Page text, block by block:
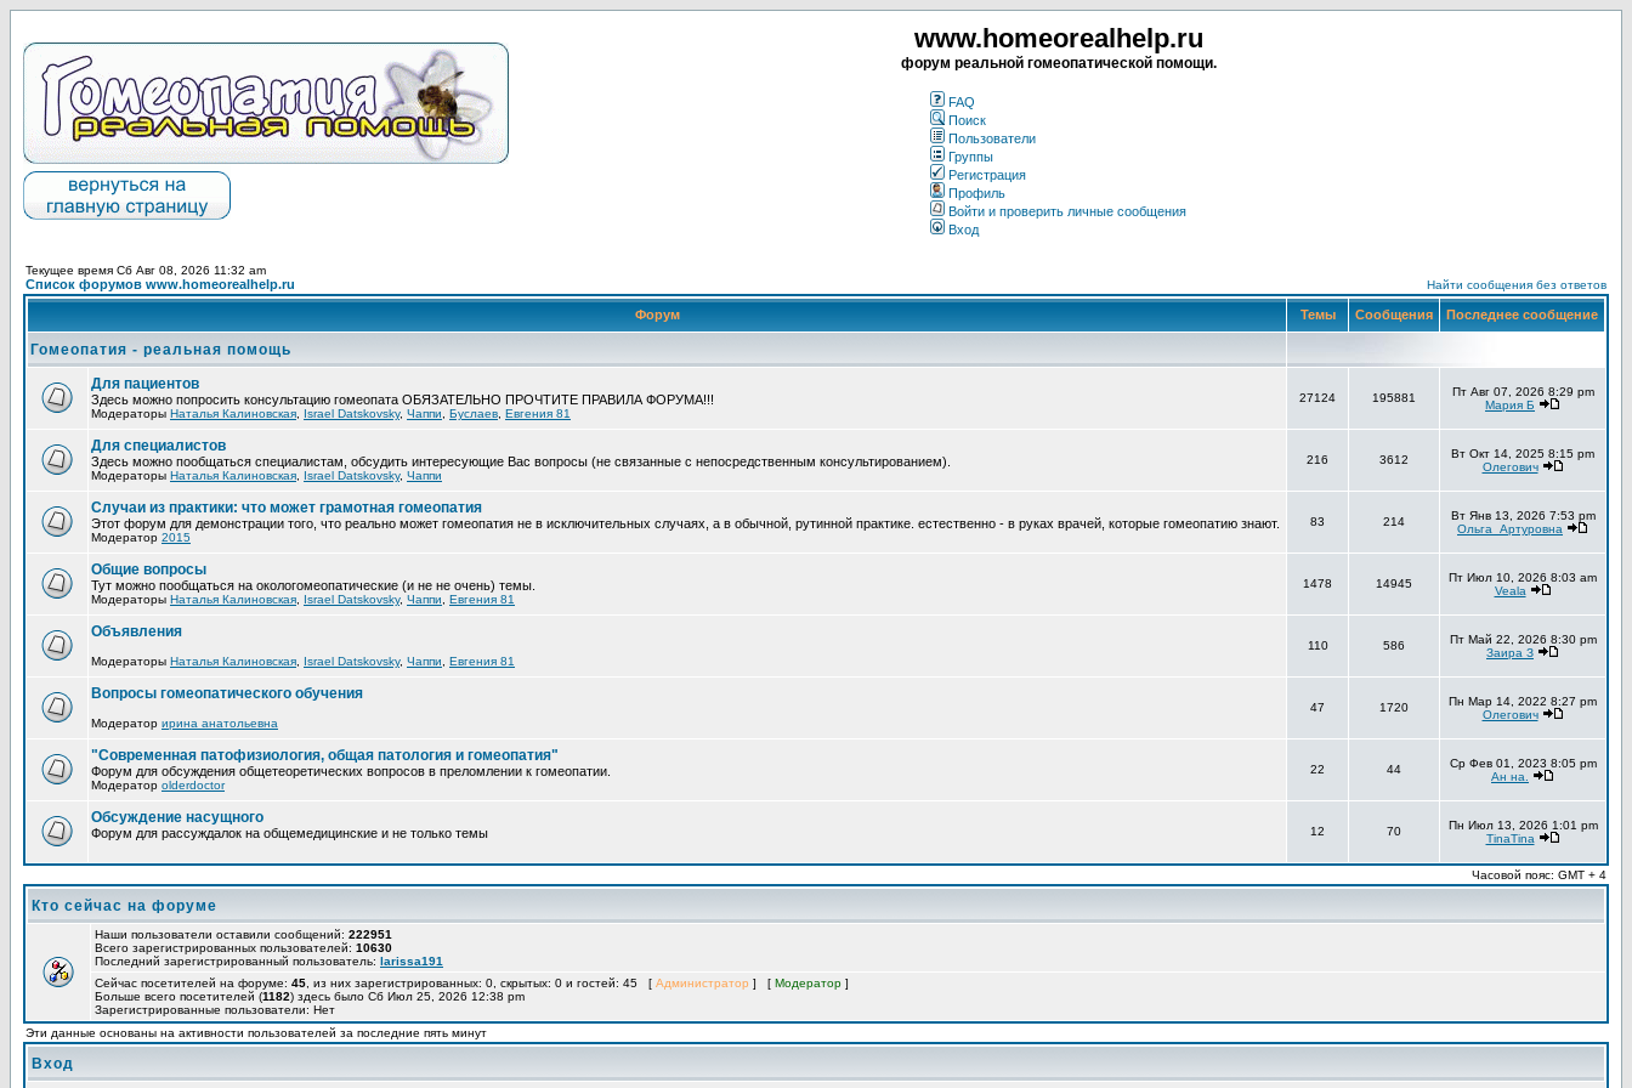
www.homeorealhelp.ru
форум реальной гомеопатической помощи.
FAQ
Поиск
Пользователи
Группы
Регистрация
Профиль
Войти и проверить личные сообщения
Вход
Текущее время Сб Авг 08, 2026 11:32 am
Список форумов www.homeorealhelp.ru Найти сообщения без ответов
Форум Темы Сообщения Последнее сообщение
Гомеопатия - реальная помощь
Для пациентов
Здесь можно попросить консультацию гомеопата ОБЯЗАТЕЛЬНО ПРОЧТИТЕ ПРАВИЛА ФОРУМА!!!
Модераторы Наталья Калиновская Israel Datskovsky, Чаппи Буслаев Евгения 81
27124 195881
Пт Авг 07, 2026 8:29 pm
Мария Б
Для специалистов
Здесь можно пообщаться специалистам, обсудить интересующие Вас вопросы (не связанные с непосредственным консультированием).
Модераторы Наталья Калиновская Israel Datskovsky, Чаппи
216 3612
Вт Окт 14, 2025 8:15 pm
Олегович
Случаи из практики: что может грамотная гомеопатия
Этот форум для демонстрации того, что реально может гомеопатия не в исключительных случаях, а в обычной, рутинной практике. естественно - в руках врачей, которые гомеопатию знают.
Модератор 2015
83 214
Вт Янв 13, 2026 7:53 pm
Ольга_Артуровна
Общие вопросы
Тут можно пообщаться на окологомеопатические (и не не очень) темы.
Модераторы Наталья Калиновская Israel Datskovsky, Чаппи Евгения 81
1478 14945
Пт Июл 10, 2026 8:03 am
Veala
Объявления
Модераторы Наталья Калиновская Israel Datskovsky, Чаппи Евгения 81
110 586
Пт Май 22, 2026 8:30 pm
Заира З
Вопросы гомеопатического обучения
Модератор ирина анатольевна
47 1720
Пн Мар 14, 2022 8:27 pm
Олегович
"Современная патофизиология, общая патология и гомеопатия"
Форум для обсуждения общетеоретических вопросов в преломлении к гомеопатии.
Модератор olderdoctor
22 44
Ср Фев 01, 2023 8:05 pm
Ан на.
Обсуждение насущного
Форум для рассуждалок на общемедицинские и не только темы 12 70
Пн Июл 13, 2026 1:01 pm
TinaTina
Часовой пояс: GMT + 4
Кто сейчас на форуме
Наши пользователи оставили сообщений: 222951
Всего зарегистрированных пользователей: 10630
Последний зарегистрированный пользователь: larissa191
Сейчас посетителей на форуме: 45 , из них зарегистрированных: 0, скрытых: 0 и гостей: 45 [ Администратор ] [ Модератор ]
Больше всего посетителей (1182) здесь было Сб Июл 25, 2026 12:38 pm
Зарегистрированные пользователи: Нет
Эти данные основаны на активности пользователей за последние пять минут
Вход